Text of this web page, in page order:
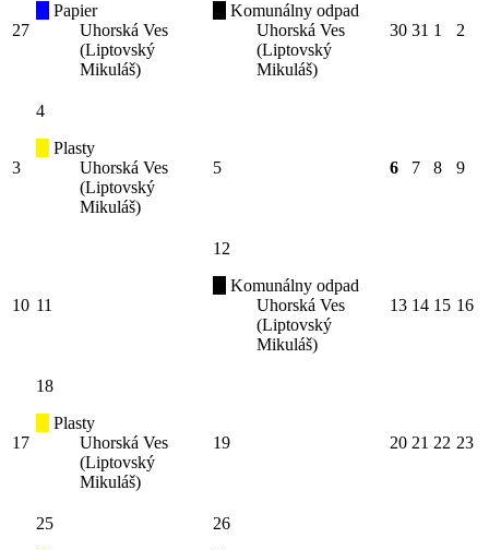
27
Papier
Uhorská Ves
(Liptovský
Mikuláš)
Komunálny odpad
Uhorská Ves
(Liptovský
Mikuláš)
30 31 1 2
3
4
Plasty
Uhorská Ves
(Liptovský
Mikuláš)
5 6 7 8 9
10 11
12
Komunálny odpad
Uhorská Ves
(Liptovský
Mikuláš)
13 14 15 16
17
18
Plasty
Uhorská Ves
(Liptovský
Mikuláš)
19 20 21 22 23
25
26